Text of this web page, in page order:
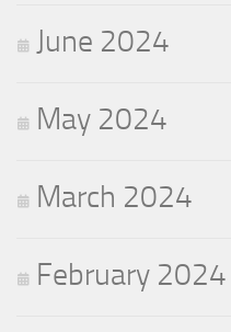
June 2024
May 2024
March 2024
February 2024